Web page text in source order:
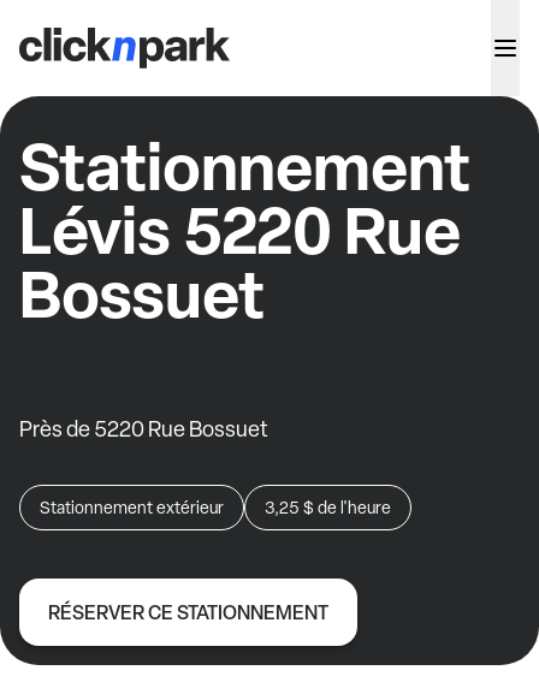
Stationnement
Lévis 5220 Rue
Bossuet
Près de 5220 Rue Bossuet
Stationnement extérieur 3,25 $ de l'heure
RÉSERVER CE STATIONNEMENT